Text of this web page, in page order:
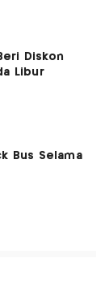
Diskon
Libur
Bus Selama